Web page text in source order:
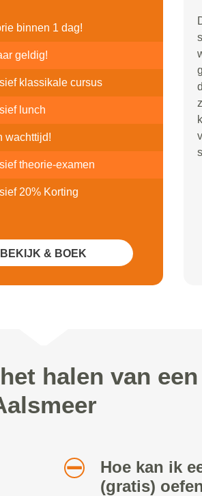
binnen 1 dag!
geldig!
klassikale cursus
lunch
wachttijd!
theorie-examen
20% Korting
BEKIJK & BOEK
halen van
Hoe kan ik
(gratis)